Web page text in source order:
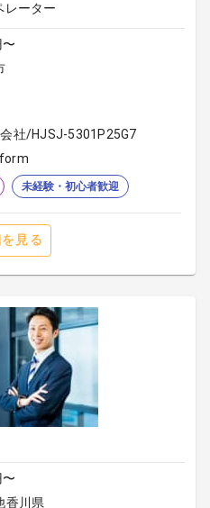
レーター
社/HJSJ-5301P25G7
未経験・初心者歓迎
見る
香川県